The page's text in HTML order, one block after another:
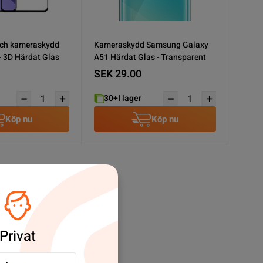
kameraskydd
3D Härdat Glas
Köp nu
Kameraskydd Samsung Galaxy
A51 Härdat Glas - Transparent
SEK 29.00
30+I lager
Köp nu
Privat